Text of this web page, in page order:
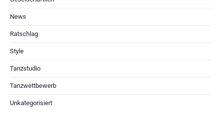
News
Ratschlag
Style
Tanzstudio
Tanzwettbewerb
Unkategorisiert